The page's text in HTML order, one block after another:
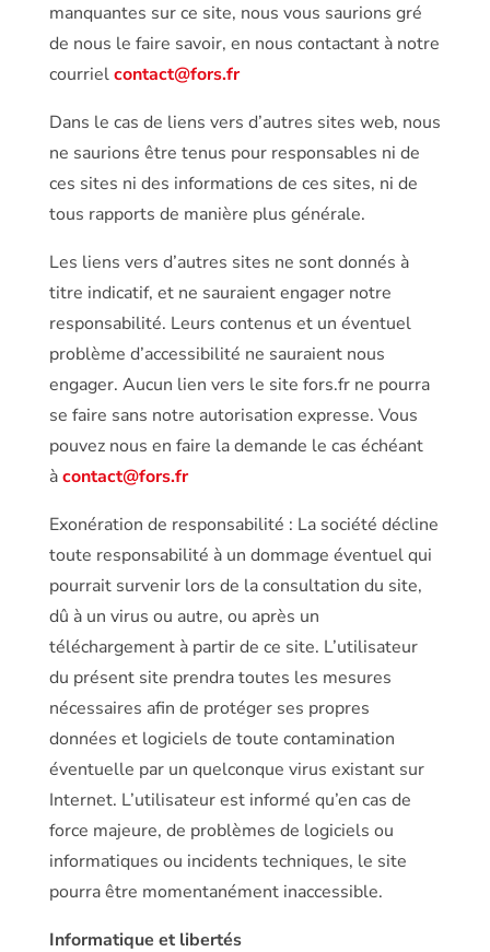
manquantes sur ce site, nous vous saurions gré
de nous le faire savoir, en nous contactant à notre
courrielcontact@fors.fr
Dans le cas de liens vers d’autres sites web, nous
ne saurions être tenus pour responsables ni de
ces sites ni des informations de ces sites, ni de
tous rapports de manière plus générale.
Les liens vers d’autres sites ne sont donnés à
titre indicatif, et ne sauraient engager notre
responsabilité. Leurs contenus et un éventuel
problème d’accessibilité ne sauraient nous
engager. Aucun lien vers le site fors.fr ne pourra
se faire sans notre autorisation expresse. Vous
pouvez nous en faire la demande le cas échéant
àcontact@fors.fr
Exonération de responsabilité : La société décline
toute responsabilité à un dommage éventuel qui
pourrait survenir lors de la consultation du site,
dû à un virus ou autre, ou après un
téléchargement à partir de ce site. L’utilisateur
du présent site prendra toutes les mesures
nécessaires afin de protéger ses propres
données et logiciels de toute contamination
éventuelle par un quelconque virus existant sur
Internet. L’utilisateur est informé qu’en cas de
force majeure, de problèmes de logiciels ou
informatiques ou incidents techniques, le site
pourra être momentanément inaccessible.
Informatique et libertés